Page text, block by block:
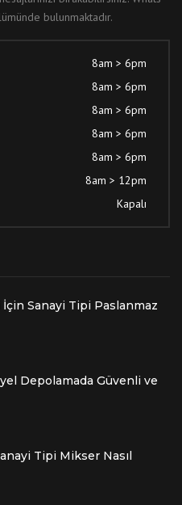
bulunmaktadır.
8am > 6pm
8am > 6pm
8am > 6pm
8am > 6pm
8am > 6pm
8am > 12pm
Kapalı
Sanayi Tipi Paslanmaz
Depolamada Güvenli ve
Tipi Mikser Nasıl